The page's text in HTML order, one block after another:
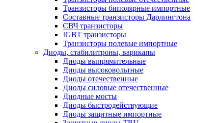
Транзисторы биполярные импортные
Составные транзисторы Дарлингтона
СВЧ транзисторы
IGBT транзисторы
Транзисторы полевые импортные
Диоды, стабилитроны, варикапы
Диоды выпрямительные
Диоды высоковольтные
Диоды отечественные
Диоды силовые отечественные
Диодные мосты
Диоды быстродействующие
Диоды защитные импортные